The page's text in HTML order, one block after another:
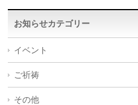
お知らせカテゴリー
イベント
ご祈祷
その他